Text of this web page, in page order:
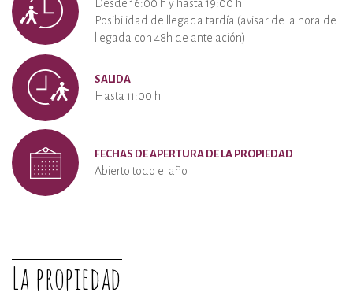
Desde 16:00 h y hasta 19:00 h
Posibilidad de llegada tardía (avisar de la hora de
llegada con 48h de antelación)
SALIDA
Hasta 11:00 h
FECHAS DE APERTURA DE LA PROPIEDAD
Abierto todo el año
La propiedad